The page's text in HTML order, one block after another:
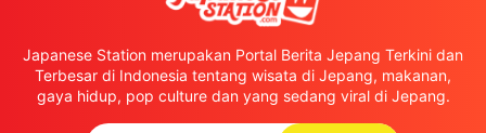
Japanese Station merupakan Portal Berita Jepang Terkini dan
Terbesar di Indonesia tentang wisata di Jepang, makanan,
gaya hidup, pop culture dan yang sedang viral di Jepang.